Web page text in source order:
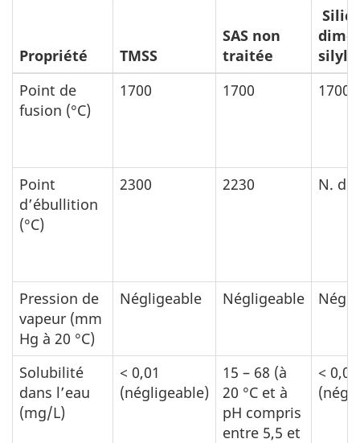
Propriété TMSS
SAS non
traitée
Point de
fusion (°C)
1700 1700 1700
Point
d’ébullition
(°C)
2300 2230 N. d.
Pression de
vapeur (mm
Hg à 20 °C)
Négligeable Négligeable
Solubilité
dans l’eau
(mg/L)
< 0,01
(négligeable)
15 – 68 (à
20 °C et à
pH compris
entre 5,5 et
<